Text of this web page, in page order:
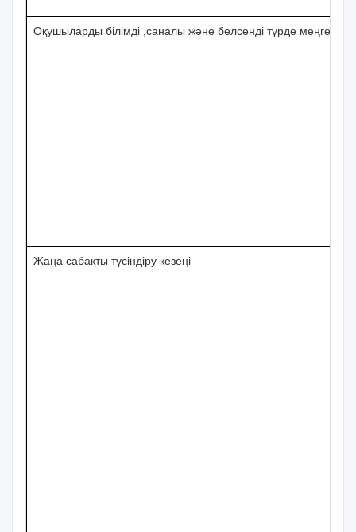
Оқушыларды білімді ,саналы және белсенді түрде меңгеруге
Жаңа сабақты түсіндіру кезеңі